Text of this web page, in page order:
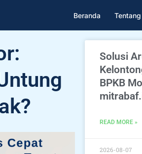
Beranda
Solusi
BPKB
READ MORE »
2026-08-07